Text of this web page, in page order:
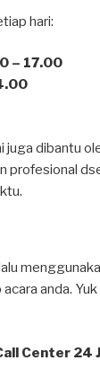
hari:
– 17.00
juga dibantu
profesional
anda.
Center 24